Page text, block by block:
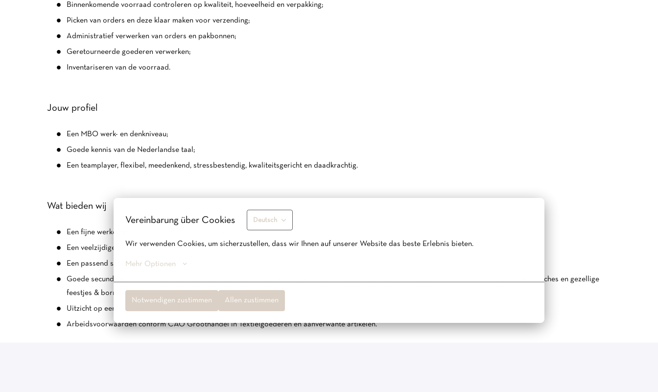
Vereinbarung über Cookies Deutsch
Wir verwenden Cookies, um sicherzustellen, dass wir Ihnen auf unserer Website das beste Erlebnis bieten.
Mehr Optionen
Notwendigen zustimmen Allen zustimmen
Binnenkomende voorraad controleren op kwaliteit, hoeveelheid en verpakking;
Picken van orders en deze klaar maken voor verzending;
Administratief verwerken van orders en pakbonnen;
Geretourneerde goederen verwerken;
Inventariseren van de voorraad.
Jouw profiel
Een MBO werk- en denkniveau;
Goede kennis van de Nederlandse taal;
Een teamplayer, flexibel, meedenkend, stressbestendig, kwaliteitsgericht en daadkrachtig.
Wat bieden wij
Een fijne werkomgeving met ruimte voor gezelligheid, inspiratie en groei;
Een veelzijdige functie waarin eigen initiatief wordt gewaardeerd;
Een passend salaris, afhankelijk van kennis en ervaring;
Goede secundaire voorwaarden zoals een pensioen, personeelskorting op onze producten, een bedrijfsmasseur, verse en met liefde gemaakte lunches en gezellige
feestjes & borrels;
Uitzicht op een vast dienstverband;
Arbeidsvoorwaarden conform CAO Groothandel in Textielgoederen en aanverwante artikelen.